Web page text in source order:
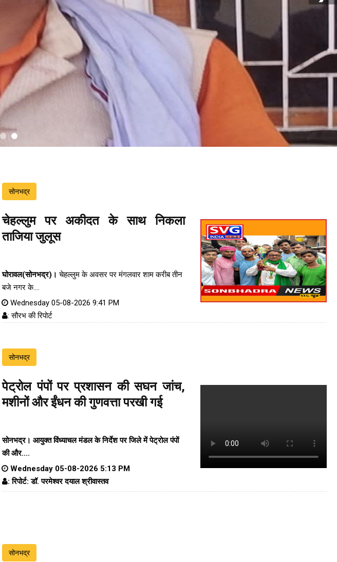
सोनभद्र
चेहल्लुम पर अकीदत के साथ निकला
ताजिया जुलूस
घोरावल(सोनभद्र)। चेहल्लुम के अवसर पर मंगलवार शाम करीब तीन
बजे नगर के....
Wednesday 05-08-2026 9:41 PM
: सौरभ की रिपोर्ट
सोनभद्र
पेट्रोल पंपों पर प्रशासन की सघन जांच,
मशीनों और ईंधन की गुणवत्ता परखी गई
सोनभद्र। आयुक्त विंध्याचल मंडल के निर्देश पर जिले में पेट्रोल पंपों
की और....
Wednesday 05-08-2026 5:13 PM
: रिपोर्ट: डॉ. परमेश्वर दयाल श्रीवास्तव
सोनभद्र